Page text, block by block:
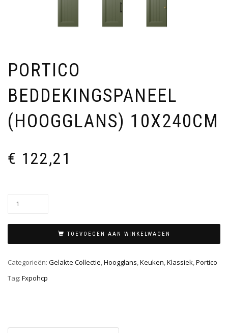
PORTICO
BEDDEKINGSPANEEL
(HOOGGLANS) 10X240CM
€ 122,21
TOEVOEGEN AAN WINKELWAGEN
Categorieën: Gelakte Collectie,Hoogglans,Keuken,Klassiek,Portico
Tag: Fxpohcp